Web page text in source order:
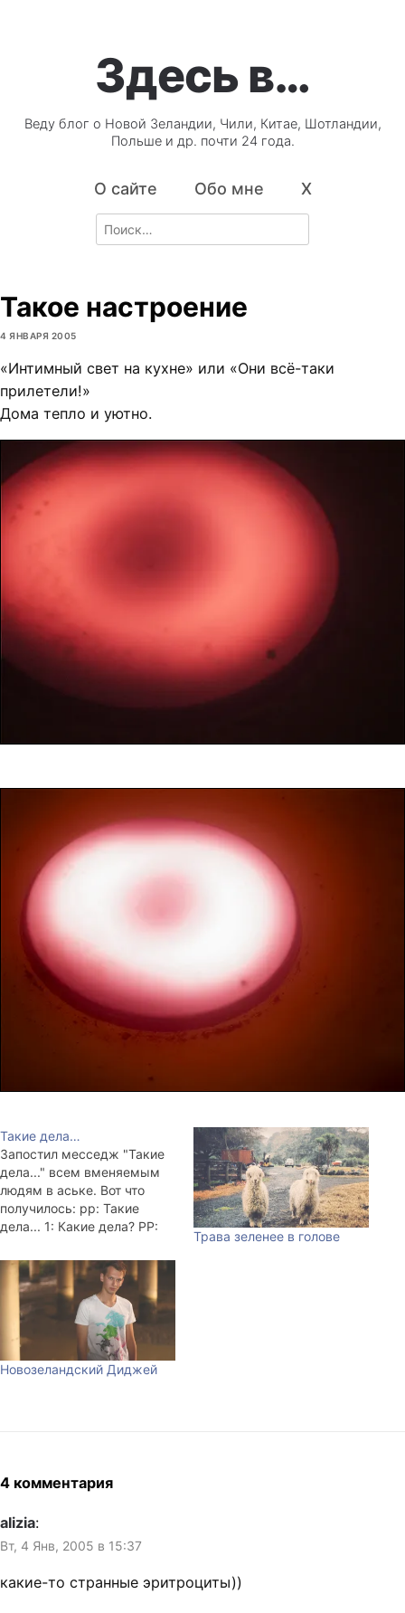
Здесь в…
Веду блог о Новой Зеландии, Чили, Китае, Шотландии,
Польше и др. почти 24 года.
О сайте Обо мне X
Search
for:
Такое настроение
4 ЯНВАРЯ 2005
«Интимный свет на кухне» или «Они всё-таки
прилетели!»
Дома тепло и уютно.
Такие дела…
Запостил месседж "Такие
дела..." всем вменяемым
людям в аське. Вот что
получилось: pp: Такие
дела... 1: Какие дела? PP:
приспособленец :-))) PP:
Такие дела... 3: что
происходит? PP: Такие
дела... 4: ? PP: Такие дела...
5: Завтрак, Деньги, Класть,
Карман, 5: Hоги, Дверь,
Гулять, С…
Трава зеленее в голове
Новозеландский Диджей
4 комментария
alizia:
Вт, 4 Янв, 2005 в 15:37
какие-то странные эритроциты))